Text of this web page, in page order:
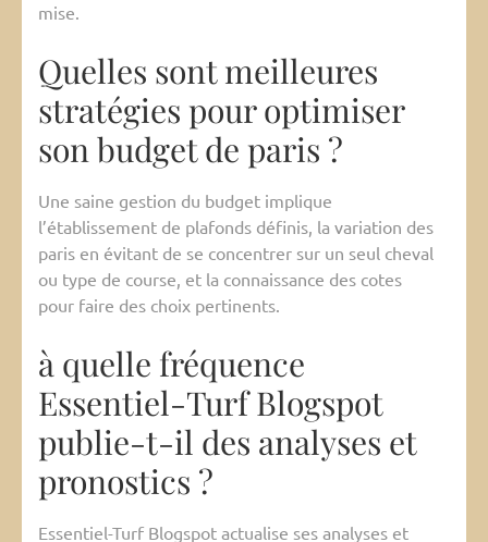
mise.
Quelles sont meilleures
stratégies pour optimiser
son budget de paris ?
Une saine gestion du budget implique
l’établissement de plafonds définis, la variation des
paris en évitant de se concentrer sur un seul cheval
ou type de course, et la connaissance des cotes
pour faire des choix pertinents.
à quelle fréquence
Essentiel-Turf Blogspot
publie-t-il des analyses et
pronostics ?
Essentiel-Turf Blogspot actualise ses analyses et